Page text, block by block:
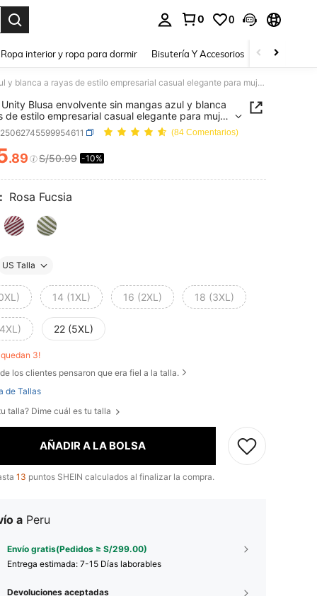
0 0
Ropa interior y ropa para dormir Bisutería Y Accesorios Zapatos
SHEIN Unity Blusa envolvente sin mangas azul y blanca a rayas de estilo empresarial casual elegante para mujer de talla grande
Unity Blusa envolvente sin mangas azul y blanca
de estilo empresarial casual elegante para mujer
grande
(84 Comentarios)
AND AVAILABILITY
.89 S/50.99 -10%
Rosa Fucsia
US Talla
14 (1XL) 16 (2XL) 18 (3XL)
22 (5XL)
quedan 3!
de los clientes pensaron que era fiel a la talla.
de Tallas
talla? Dime cuál es tu talla
AÑADIR A LA BOLSA
13 puntos SHEIN calculados al finalizar la compra.
a Peru
Envío gratis(Pedidos ≥ S/299.00)
Entrega estimada: 7-15 Días laborables
Devoluciones aceptadas